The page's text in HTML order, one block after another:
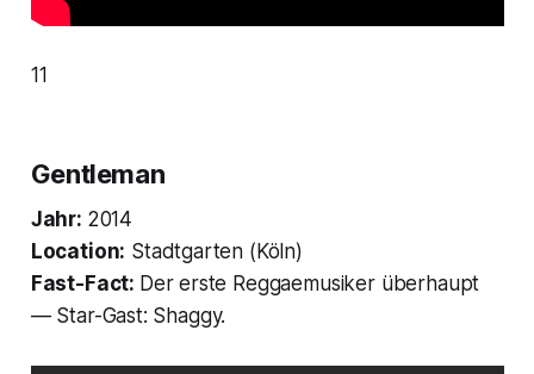
11
Gentleman
Jahr: 2014
Location: Stadtgarten (Köln)
Fast-Fact: Der erste Reggaemusiker überhaupt
— Star-Gast: Shaggy.